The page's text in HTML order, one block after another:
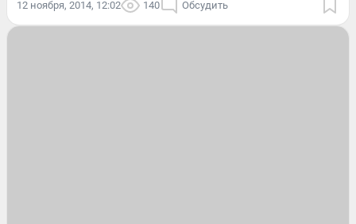
12 ноября, 2014, 12:02 140 Обсудить